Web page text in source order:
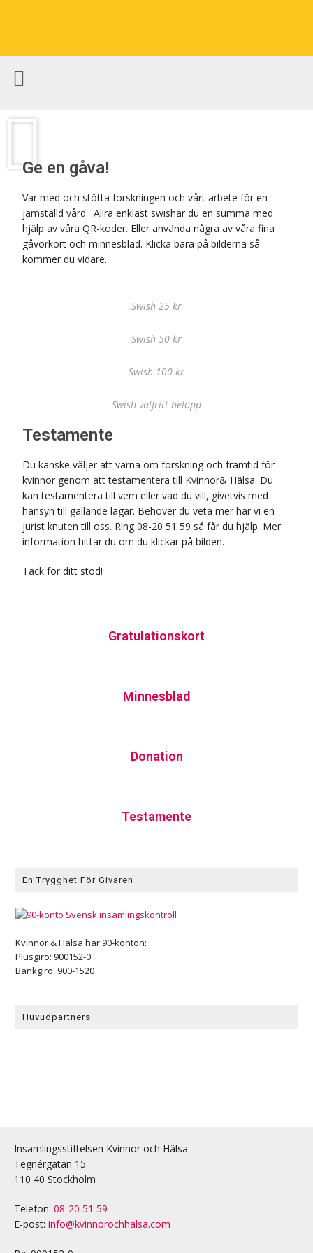
Ge en gåva!
Var med och stötta forskningen och vårt arbete för en
jämställd vård. Allra enklast swishar du en summa med
hjälp av våra QR-koder. Eller använda några av våra fina
gåvorkort och minnesblad. Klicka bara på bilderna så
kommer du vidare.
Swish 25 kr
Swish 50 kr
Swish 100 kr
Swish valfritt belopp
Testamente
Du kanske väljer att värna om forskning och framtid för
kvinnor genom att testamentera till Kvinnor& Hälsa. Du
kan testamentera till vem eller vad du vill, givetvis med
hänsyn till gällande lagar. Behöver du veta mer har vi en
jurist knuten till oss. Ring 08-20 51 59 så får du hjälp. Mer
information hittar du om du klickar på bilden.
Tack för ditt stöd!
Gratulationskort
Minnesblad
Donation
Testamente
En Trygghet För Givaren
Kvinnor & Hälsa har 90-konton:
Plusgiro: 900152-0
Bankgiro: 900-1520
Huvudpartners
Insamlingsstiftelsen Kvinnor och Hälsa
Tegnérgatan 15
110 40 Stockholm
Telefon: 08-20 51 59
E-post: info@kvinnorochhalsa.com